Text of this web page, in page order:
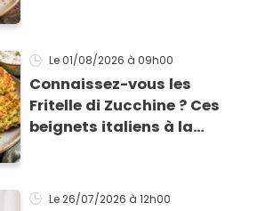
Le 01/08/2026 à 09h00
Connaissez-vous les
Fritelle di Zucchine ? Ces
beignets italiens à la
Le 26/07/2026 à 12h00